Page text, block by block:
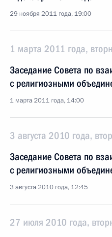
29 ноября 2011 года, 19:00
1 марта 2011 года,
Заседание Совета по
с религиозными
1 марта 2011 года, 14:00
3 августа 2010 года,
Заседание Совета по
с религиозными
3 августа 2010 года, 12:45
27 июля 2010 года,